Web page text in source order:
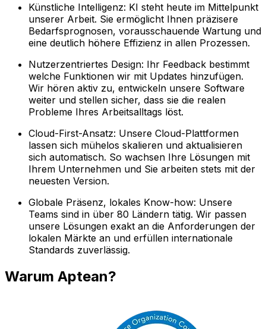
Künstliche Intelligenz: KI steht heute im Mittelpunkt
unserer Arbeit. Sie ermöglicht Ihnen präzisere
Bedarfsprognosen, vorausschauende Wartung und
eine deutlich höhere Effizienz in allen Prozessen.
Nutzerzentriertes Design: Ihr Feedback bestimmt
welche Funktionen wir mit Updates hinzufügen.
Wir hören aktiv zu, entwickeln unsere Software
weiter und stellen sicher, dass sie die realen
Probleme Ihres Arbeitsalltags löst.
Cloud-First-Ansatz: Unsere Cloud-Plattformen
lassen sich mühelos skalieren und aktualisieren
sich automatisch. So wachsen Ihre Lösungen mit
Ihrem Unternehmen und Sie arbeiten stets mit der
neuesten Version.
Globale Präsenz, lokales Know-how: Unsere
Teams sind in über 80 Ländern tätig. Wir passen
unsere Lösungen exakt an die Anforderungen der
lokalen Märkte an und erfüllen internationale
Standards zuverlässig.
Warum Aptean?